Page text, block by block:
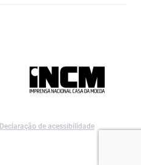
Declaração de acessibilidade